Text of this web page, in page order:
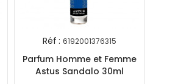
Réf : 6192001376315
Parfum Homme et Femme
Astus Sandalo 30ml